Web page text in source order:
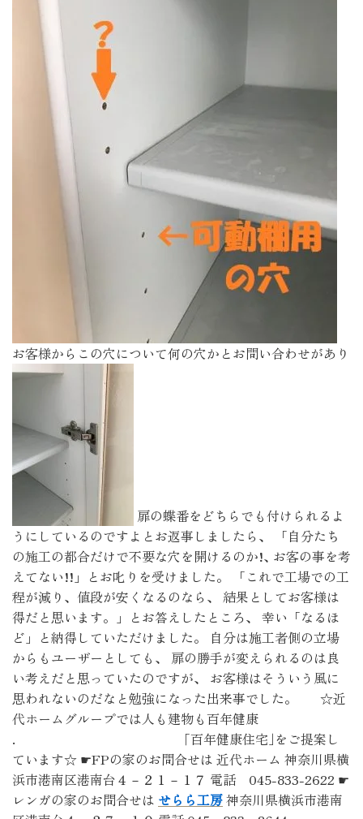
お客様からこの穴について何の穴かとお問い合わせがあり
扉の蝶番をどちらでも付けられるよ
うにしているのですよとお返事しましたら、 「自分たち
の施工の都合だけで不要な穴を開けるのか!､ お客の事を考
えてない!!」とお叱りを受けました。 「これで工場での工
程が減り、値段が安くなるのなら、 結果としてお客様は
得だと思います。」とお答えしたところ、 幸い「なるほ
ど」と納得していただけました。 自分は施工者側の立場
からもユーザーとしても、 扉の勝手が変えられるのは良
い考えだと思っていたのですが、 お客様はそういう風に
思われないのだなと勉強になった出来事でした。 ☆近
代ホームグループでは人も建物も百年健康
. ｢百年健康住宅｣をご提案し
ています☆ ☛FPの家のお問合せは 近代ホーム 神奈川県横
浜市港南区港南台４－２１－１７ 電話 045-833-2622 ☛
レンガの家のお問合せは せらら工房神奈川県横浜市港南